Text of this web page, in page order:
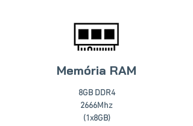
Memória RAM
8GB DDR4
2666Mhz
(1x8GB)